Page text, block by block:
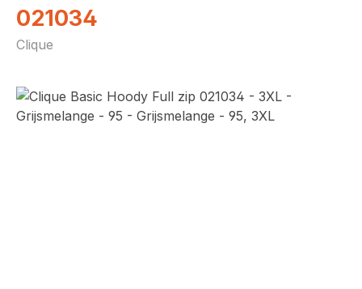
021034
Clique
Afbeeldingengalerij overslaan